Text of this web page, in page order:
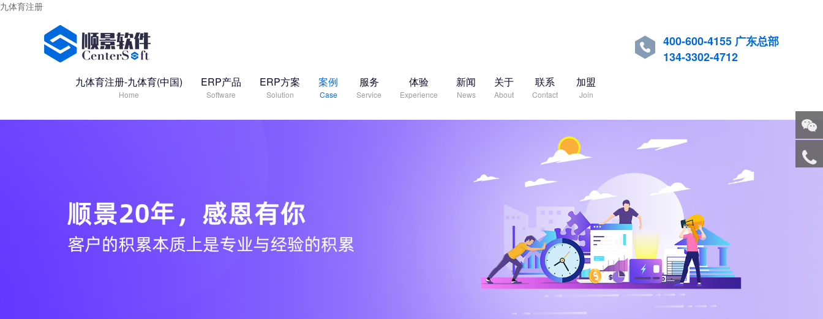
九体育注册

400-600-4155 广东总部
134-3302-4712
九体育注册-九体育(中国)
Home
ERP产品
Software
ERP方案
Solution
案例
Case
服务
Service
体验
Experience
新闻
News
关于
About
联系
Contact
加盟
Join
微信